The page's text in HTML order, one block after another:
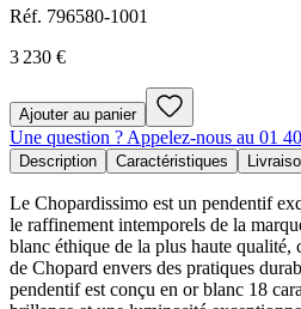
Réf. 796580-1001
3 230 €
Ajouter au panier
Une question ? Appelez-nous au 01
Description Caractéristiques
Le Chopardissimo est un pendentif
le raffinement intemporels de la
blanc éthique de la plus haute qualité,
de Chopard envers des pratiques
pendentif est conçu en or blanc 18